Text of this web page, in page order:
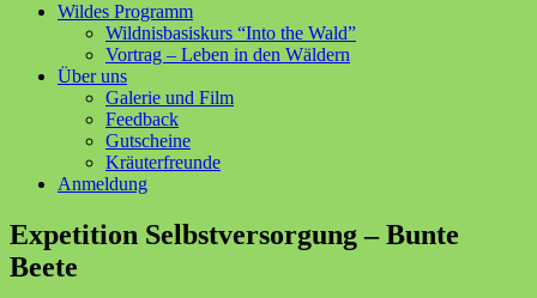
Wildes Programm
Wildnisbasiskurs “Into the Wald”
Vortrag – Leben in den Wäldern
Über uns
Galerie und Film
Feedback
Gutscheine
Kräuterfreunde
Anmeldung
Expetition Selbstversorgung – Bunte
Beete